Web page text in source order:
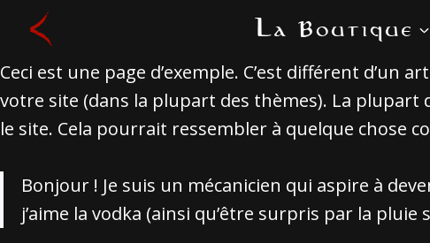
contenu
La Boutique
Ceci est une page d’exemple. C’est différent
votre site (dans la plupart des thèmes). La plupart
le site. Cela pourrait ressembler à quelque chose
Bonjour ! Je suis un mécanicien qui aspire à
j’aime la vodka (ainsi qu’être surpris par la